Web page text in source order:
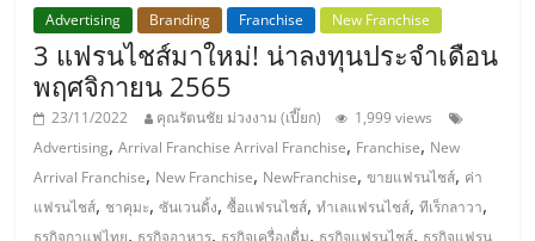
รวม
แฟ
รน
Advertising Branding Franchise New Franchise
3 แฟรนไชส์มาใหม่! น่าลงทุนประจำเดือน
พฤศจิกายน 2565
23/11/2022 คุณรัตนชัย ม่วงงาม (เปี๊ยก)
1,999 views
Advertising,Arrival Franchise Arrival Franchise, Franchise, New
Arrival Franchise, New Franchise, NewFranchise,ขายแฟรนไชส์, ค่า
แฟรนไชส์, ชาคุมะ,ซันเวนดิ้ง,ซื้อแฟรนไชส์,ทำเลแฟรนไชส์,ทีเร็กลาวา,
ธุรกิจกาแฟไทย, ธุรกิจอาหาร, ธุรกิจเครื่องดื่ม, ธุรกิจแฟรนไชส์, ธุรกิจแฟรน